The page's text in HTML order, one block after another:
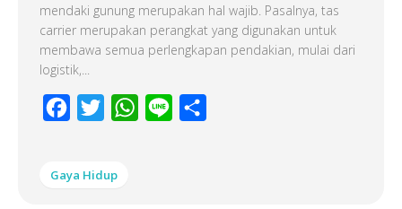
mendaki gunung merupakan hal wajib. Pasalnya, tas
carrier merupakan perangkat yang digunakan untuk
membawa semua perlengkapan pendakian, mulai dari
logistik,...
Facebook
Twitter WhatsApp
Line
Gaya Hidup